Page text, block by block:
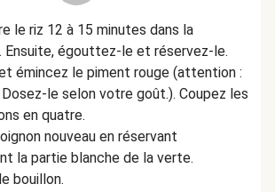
le riz 12 à 15 minutes dans la
Ensuite, égouttez-le et réservez-le.
émincez le piment rouge (attention :
le selon votre goût.). Coupez les
en quatre.
nouveau en réservant
la partie blanche de la verte.
bouillon.